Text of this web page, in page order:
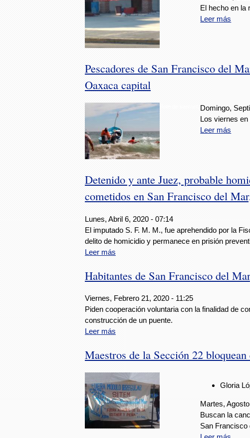
El hecho en la
Leer más
Pescadores de San Francisco del
Oaxaca capital
Domingo,
Los viernes
Leer más
Detenido y ante Juez, probable
cometidos en San Francisco del
Lunes, Abril 6, 2020 - 07:14
El imputado S. F. M. M., fue aprehendido por la
delito de homicidio y permanece en prisión
Leer más
Habitantes de San Francisco del
Viernes, Febrero 21, 2020 - 11:25
Piden cooperación voluntaria con la finalidad de
construcción de un puente.
Leer más
Maestros de la Sección 22
Gloria
Martes,
Buscan la
San Francisco